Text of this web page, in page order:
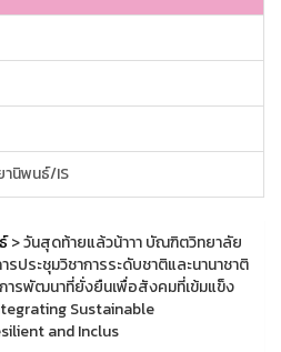
านิพนธ์/IS
> วันสุดท้ายแล้วน้าาา บัณฑิตวิทยาลัย
ประชุมวิชาการระดับชาติและนานาชาติ
ารพัฒนาที่ยั่งยืนเพื่อสังคมที่เข้มแข็ง
Sustainable
and Inclus